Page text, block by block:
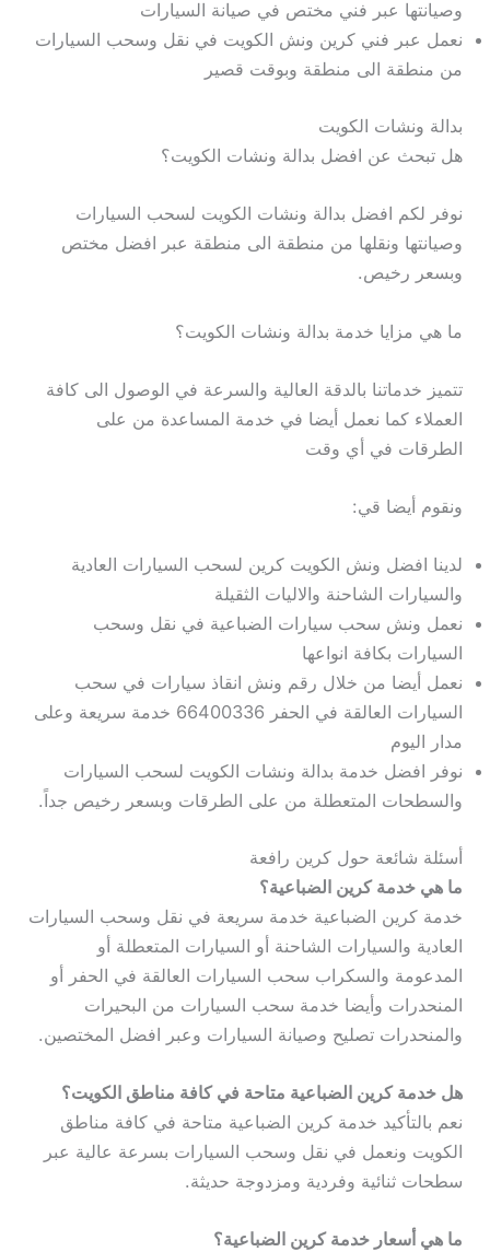
وصيانتها عبر فني مختص في صيانة السيارات
نعمل عبر فني كرين ونش الكويت في نقل وسحب السيارات
من منطقة الى منطقة وبوقت قصير
بدالة ونشات الكويت
هل تبحث عن افضل بدالة ونشات الكويت؟
نوفر لكم افضل بدالة ونشات الكويت لسحب السيارات
وصيانتها ونقلها من منطقة الى منطقة عبر افضل مختص
وبسعر رخيص.
ما هي مزايا خدمة بدالة ونشات الكويت؟
تتميز خدماتنا بالدقة العالية والسرعة في الوصول الى كافة
العملاء كما نعمل أيضا في خدمة المساعدة من على
الطرقات في أي وقت
ونقوم أيضا قي:
لدينا افضل ونش الكويت كرين لسحب السيارات العادية
والسيارات الشاحنة والاليات الثقيلة
نعمل ونش سحب سيارات الضباعية في نقل وسحب
السيارات بكافة انواعها
نعمل أيضا من خلال رقم ونش انقاذ سيارات في سحب
السيارات العالقة في الحفر 66400336 خدمة سريعة وعلى
مدار اليوم
نوفر افضل خدمة بدالة ونشات الكويت لسحب السيارات
والسطحات المتعطلة من على الطرقات وبسعر رخيص جداً.
أسئلة شائعة حول كرين رافعة
ما هي خدمة كرين الضباعية؟
خدمة كرين الضباعية خدمة سريعة في نقل وسحب السيارات
العادية والسيارات الشاحنة أو السيارات المتعطلة أو
المدعومة والسكراب سحب السيارات العالقة في الحفر أو
المنحدرات وأيضا خدمة سحب السيارات من البحيرات
والمنحدرات تصليح وصيانة السيارات وعبر افضل المختصين.
هل خدمة كرين الضباعية متاحة في كافة مناطق الكويت؟
نعم بالتأكيد خدمة كرين الضباعية متاحة في كافة مناطق
الكويت ونعمل في نقل وسحب السيارات بسرعة عالية عبر
سطحات ثنائية وفردية ومزدوجة حديثة.
ما هي أسعار خدمة كرين الضباعية؟